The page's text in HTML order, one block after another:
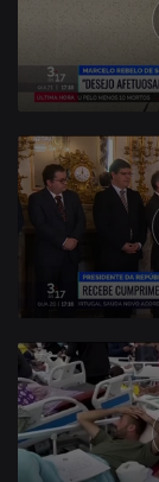
736140